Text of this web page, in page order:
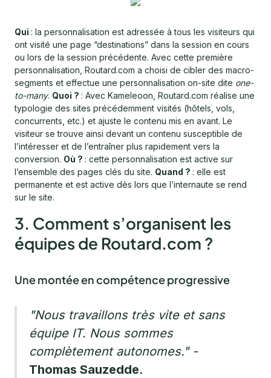
Qui : la personnalisation est adressée à tous les visiteurs qui
ont visité une page “destinations” dans la session en cours
ou lors de la session précédente. Avec cette première
personnalisation, Routard.com a choisi de cibler des macro-
segments et effectue une personnalisation on-site dite one-
to-many. Quoi ? : Avec Kameleoon, Routard.com réalise une
typologie des sites précédemment visités (hôtels, vols,
concurrents, etc.) et ajuste le contenu mis en avant. Le
visiteur se trouve ainsi devant un contenu susceptible de
l’intéresser et de l’entraîner plus rapidement vers la
conversion. Où ? : cette personnalisation est active sur
l’ensemble des pages clés du site. Quand ? : elle est
permanente et est active dès lors que l’internaute se rend
sur le site.
3. Comment s’organisent les
équipes de Routard.com ?
Une montée en compétence progressive
"Nous travaillons très vite et sans
équipe IT. Nous sommes
complètement autonomes." -
Thomas Sauzedde.